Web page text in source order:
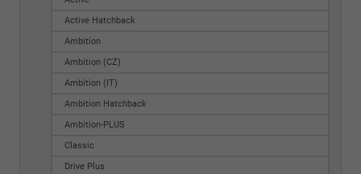
Active Hatchback
Ambition
Ambition (CZ)
Ambition (IT)
Ambition Hatchback
Ambition-PLUS
Classic
Drive Plus